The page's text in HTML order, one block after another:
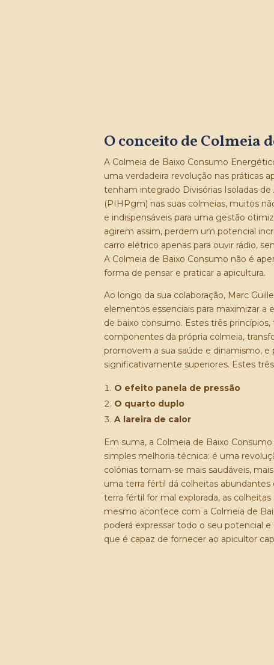
O conceito de Colmeia
A Colmeia de Baixo Consumo
uma verdadeira revolução nas práticas
tenham integrado Divisórias Isoladas
(PIHPgm) nas suas colmeias, muitos
e indispensáveis para uma gestão
agirem assim, perdem um potencial
carro elétrico apenas para ouvir rádio,
A Colmeia de Baixo Consumo não é
forma de pensar e praticar a apicultura.
Ao longo da sua colaboração, Marc
elementos essenciais para maximizar a
de baixo consumo. Estes três
componentes da própria colmeia,
promovem a sua saúde e dinamismo,
significativamente superiores. Estes
O efeito panela de pressão
O quarto duplo
A lareira de calor
Em suma, a Colmeia de Baixo
simples melhoria técnica: é uma
colónias tornam-se mais saudáveis,
uma terra fértil dá colheitas
terra fértil for mal explorada, as
mesmo acontece com a Colmeia de
poderá expressar todo o seu potencial
que é capaz de fornecer ao apicultor